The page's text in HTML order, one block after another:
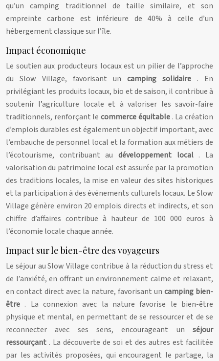
qu’un camping traditionnel de taille similaire, et son
empreinte carbone est inférieure de 40% à celle d’un
hébergement classique sur l’île.
Impact économique
Le soutien aux producteurs locaux est un pilier de l’approche
du Slow Village, favorisant un camping solidaire . En
privilégiant les produits locaux, bio et de saison, il contribue à
soutenir l’agriculture locale et à valoriser les savoir-faire
traditionnels, renforçant lecommerce équitable . La création
d’emplois durables est également un objectif important, avec
l’embauche de personnel local et la formation aux métiers de
l’écotourisme, contribuant au développement local . La
valorisation du patrimoine local est assurée par la promotion
des traditions locales, la mise en valeur des sites historiques
et la participation à des événements culturels locaux. Le Slow
Village génère environ 20 emplois directs et indirects, et son
chiffre d’affaires contribue à hauteur de 100 000 euros à
l’économie locale chaque année.
Impact sur le bien-être des voyageurs
Le séjour au Slow Village contribue à la réduction du stress et
de l’anxiété, en offrant un environnement calme et relaxant,
en contact direct avec la nature, favorisant un camping bien-
être . La connexion avec la nature favorise le bien-être
physique et mental, en permettant de se ressourcer et de se
reconnecter avec ses sens, encourageant un séjour
ressourçant . La découverte de soi et des autres est facilitée
par les activités proposées, qui encouragent le partage, la